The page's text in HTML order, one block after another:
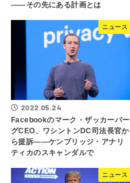
――その先にある計画とは
ニュース
2022.05.24
Facebookのマーク・ザッカーバー
グCEO、ワシントンDC司法長官か
ら提訴――ケンブリッジ・アナリ
ティカのスキャンダルで
ニュース